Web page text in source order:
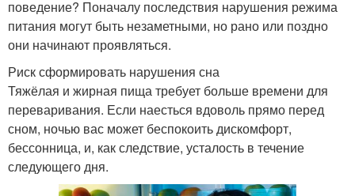
поведение? Поначалу последствия нарушения режима
питания могут быть незаметными, но рано или поздно
они начинают проявляться.
Риск сформировать нарушения сна
Тяжёлая и жирная пища требует больше времени для
переваривания. Если наесться вдоволь прямо перед
сном, ночью вас может беспокоить дискомфорт,
бессонница, и, как следствие, усталость в течение
следующего дня.